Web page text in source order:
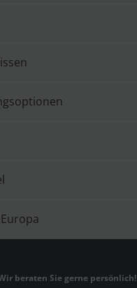
beraten Sie gerne persönlich!